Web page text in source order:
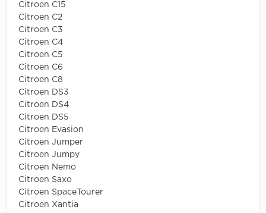
Citroen C15
Citroen C2
Citroen C3
Citroen C4
Citroen C5
Citroen C6
Citroen C8
Citroen DS3
Citroen DS4
Citroen DS5
Citroen Evasion
Citroen Jumper
Citroen Jumpy
Citroen Nemo
Citroen Saxo
Citroen SpaceTourer
Citroen Xantia